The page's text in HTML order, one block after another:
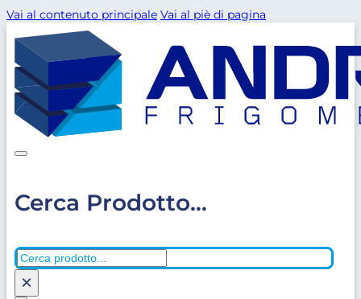
Vai al contenuto principale Vai al piè di pagina
Cerca Prodotto...
Cerca
×